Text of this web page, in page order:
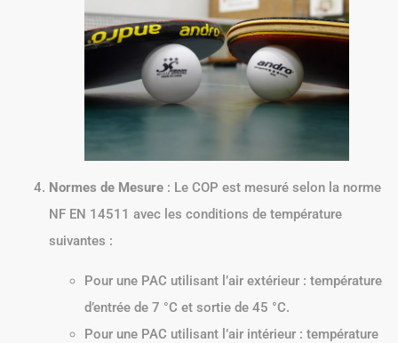
Normes de Mesure : Le COP est mesuré selon la norme
NF EN 14511 avec les conditions de température
suivantes :
Pour une PAC utilisant l’air extérieur : température
d’entrée de 7 °C et sortie de 45 °C.
Pour une PAC utilisant l’air intérieur : température